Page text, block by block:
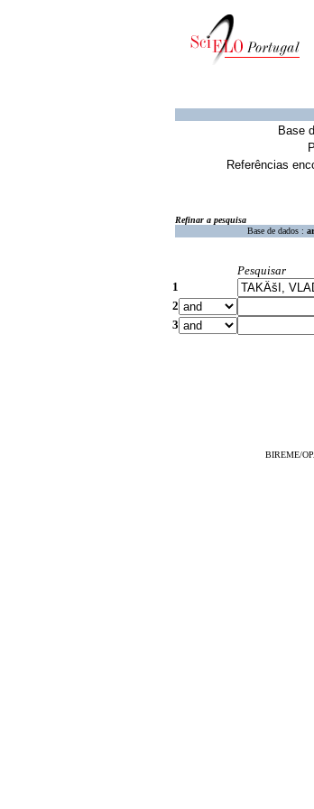
Base
Referências
Refinar a pesquisa
Base de dados :
Pesquisar
1
2
3
BIREME/